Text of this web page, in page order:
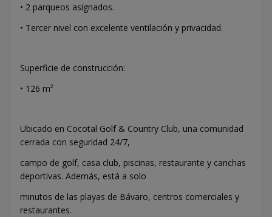
• 2 parqueos asignados.
• Tercer nivel con excelente ventilación y privacidad.
Superficie de construcción:
• 126 m²
Ubicado en Cocotal Golf & Country Club, una comunidad
cerrada con seguridad 24/7,
campo de golf, casa club, piscinas, restaurante y canchas
deportivas. Además, está a solo
minutos de las playas de Bávaro, centros comerciales y
restaurantes.